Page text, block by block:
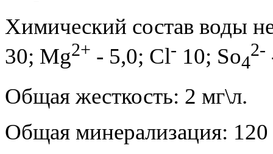
Химический состав воды
30; Mg2+ - 5,0; Cl- 10; So4
2-
Общая жесткость: 2 мг\л.
Общая минерализация: